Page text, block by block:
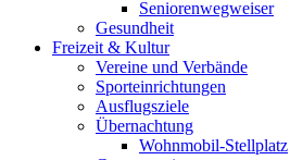
Seniorenwegweiser
Gesundheit
Freizeit & Kultur
Vereine und Verbände
Sporteinrichtungen
Ausflugsziele
Übernachtung
Wohnmobil-Stellplatz